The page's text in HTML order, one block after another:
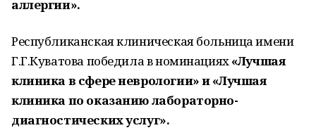
аллергии».
Республиканская клиническая больница имени
Г.Г.Куватова победила в номинациях«Лучшая
клиника в сфере неврологии» и «Лучшая
клиника по оказанию лабораторно-
диагностических услуг».